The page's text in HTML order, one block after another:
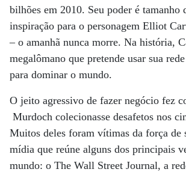
bilhões em 2010. Seu poder é tamanho
inspiração para o personagem Elliot
– o amanhã nunca morre. Na história,
megalômano que pretende usar sua
para dominar o mundo.
O jeito agressivo de fazer negócio fez
Murdoch colecionasse desafetos nos
Muitos deles foram vítimas da força de
mídia que reúne alguns dos principais
mundo: o The Wall Street Journal, a